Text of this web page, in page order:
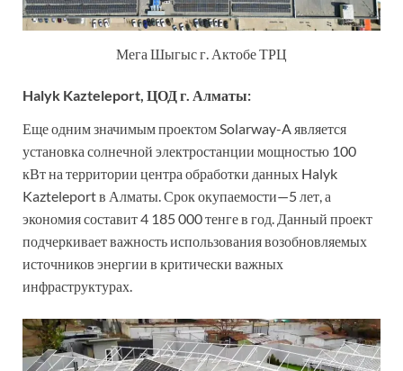
Мега Шыгыс г. Актобе ТРЦ
Halyk Kazteleport, ЦОД г. Алматы:
Еще одним значимым проектом Solarway-A является
установка солнечной электростанции мощностью 100
кВт на территории центра обработки данных Halyk
Kazteleport в Алматы. Срок окупаемости—5 лет, а
экономия составит 4 185 000 тенге в год. Данный проект
подчеркивает важность использования возобновляемых
источников энергии в критически важных
инфраструктурах.